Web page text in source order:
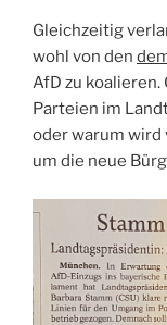
Gleichzeitig
wohl von den
AfD zu
Parteien im
oder warum wird
um die neue